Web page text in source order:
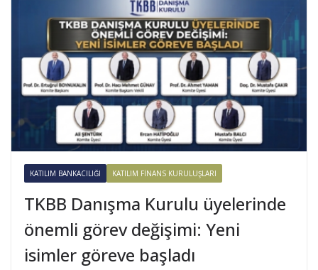
KATILIM BANKACILIĞI KATILIM FINANS KURULUŞLARI
TKBB Danışma Kurulu üyelerinde
önemli görev değişimi: Yeni
isimler göreve başladı